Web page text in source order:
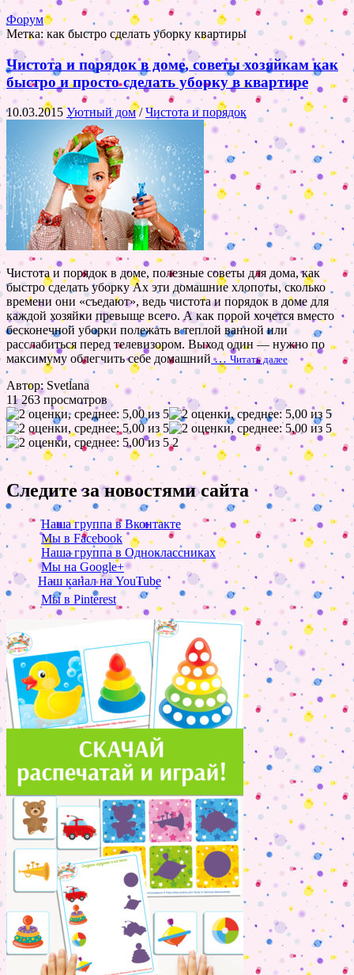
Форум
Метка:как быстро сделать уборку квартиры
Чистота и порядок в доме, советы хозяйкам как
быстро и просто сделать уборку в квартире
10.03.2015Уютный дом/Чистота и порядок
Чистота и порядок в доме, полезные советы для дома, как
быстро сделать уборку Ах эти домашние хлопоты, сколько
времени они «съедают», ведь чистота и порядок в доме для
каждой хозяйки превыше всего. А как порой хочется вместо
бесконечной уборки полежать в теплой ванной или
расслабиться перед телевизором. Выход один — нужно по
максимуму облегчить себе домашний… Читать далее
Автор: Svetlana
11 263 просмотров
2
Следите за новостями сайта
Наша группа в Вконтакте
Мы в Facebook
Наша группа в Одноклассниках
Мы на Google+
Наш канал на YouTube
Мы в Pinterest